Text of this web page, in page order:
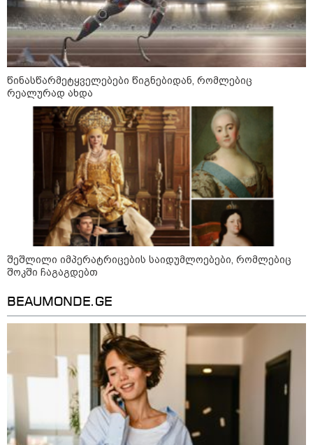
10:52 / 06-08-2026
ვაშინგტონს რაკეტების დეფიციტი აქვს? -
მედიის ცნობით, დონალდ ტრამპი პიტ
ჰეგსეთს დაუპირისპირდა: დეტალები
დონალდ ტრამპის სიტყვით
გამოსვლისას დამსწრეები
სახალისო შემთხვევის მოწმენი
გახდნენ
23:45 / 05-08-2026
ტრაგედია შოტლანდიაში - 35
წლის მამას 9 წლის
ქალიშვილის მკვლელობაში
ედება ბრალი
წინასწარმეტყველებები წიგნებიდან, რომლებიც
რეალურად ახდა
შეშლილი იმპერატრიცების საიდუმლოებები, რომლებიც
შოკში ჩაგაგდებთ
BEAUMONDE.GE